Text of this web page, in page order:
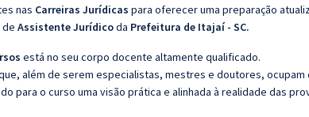
nas Carreiras Jurídicas para oferecer uma preparação
de Assistente Jurídicoda Prefeitura de Itajaí - SC.
está no seu corpo docente altamente qualificado.
além de serem especialistas, mestres e doutores, ocupam
para o curso uma visão prática e alinhada à realidade das